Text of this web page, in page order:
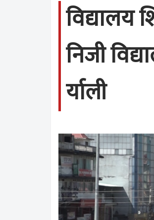
विद्यालय
निजी
र्याली